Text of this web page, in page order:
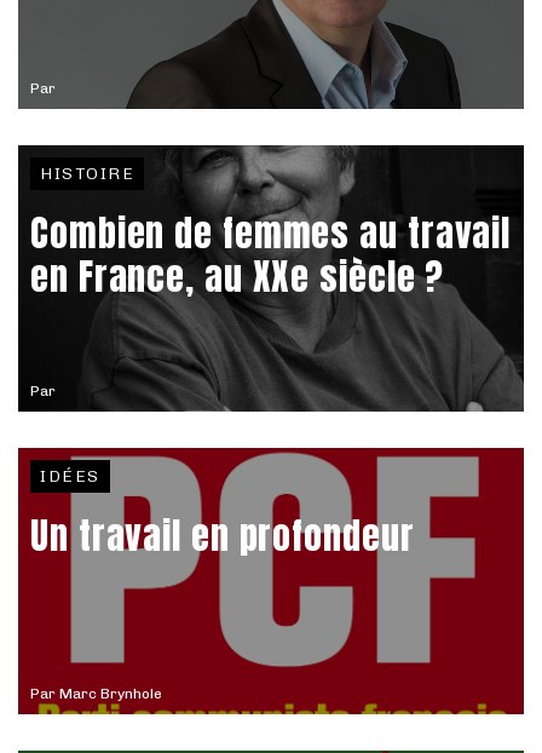
Par
Par
HISTOIRE
Combien de femmes au travail
en France, au XXe siècle ?
Par Marc Brynhole
IDÉES
Un travail en profondeur